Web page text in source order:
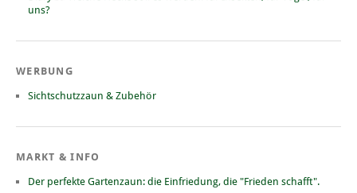
uns?
WERBUNG
Sichtschutzzaun & Zubehör
MARKT & INFO
Der perfekte Gartenzaun: die Einfriedung, die "Frieden schafft".